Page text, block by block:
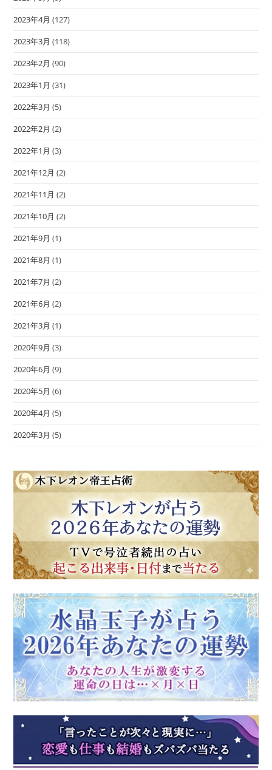
2023年4月 (127)
2023年3月 (118)
2023年2月 (90)
2023年1月 (31)
2022年3月 (5)
2022年2月 (2)
2022年1月 (3)
2021年12月 (2)
2021年11月 (2)
2021年10月 (2)
2021年9月 (1)
2021年8月 (1)
2021年7月 (2)
2021年6月 (2)
2021年3月 (1)
2020年9月 (3)
2020年6月 (9)
2020年5月 (6)
2020年4月 (5)
2020年3月 (5)